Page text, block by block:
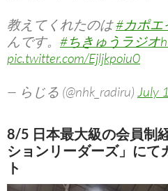
教えてくれたのは#カポエ
んです。 #ちきゅうラジオ
pic.twitter.com/Ejljkpoiu0
— らじる (@nhk_radiru) July
8/5 日本最大級の会員制
ションリーダーズ」にて
ト